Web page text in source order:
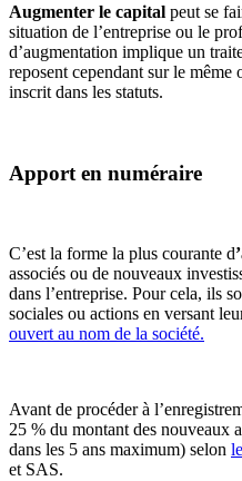
Augmenter le capital peut se
situation de l’entreprise ou le
d’augmentation implique un
reposent cependant sur le
inscrit dans les statuts.
Apport en numéraire
C’est la forme la plus courante d
associés ou de nouveaux
dans l’entreprise. Pour cela, ils
sociales ou actions en versant
ouvert au nom de la société.
Avant de procéder à
25 % du montant des nouveaux
dans les 5 ans maximum) selon
et SAS.